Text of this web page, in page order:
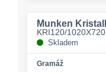
Munken Kristall
KRI120/1020X720
Skladem
Gramáž